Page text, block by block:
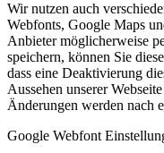
Wir nutzen auch
Webfonts, Google Maps
Anbieter möglicherweise
speichern, können Sie
dass eine Deaktivierung
Aussehen unserer
Änderungen werden nach
Google Webfont